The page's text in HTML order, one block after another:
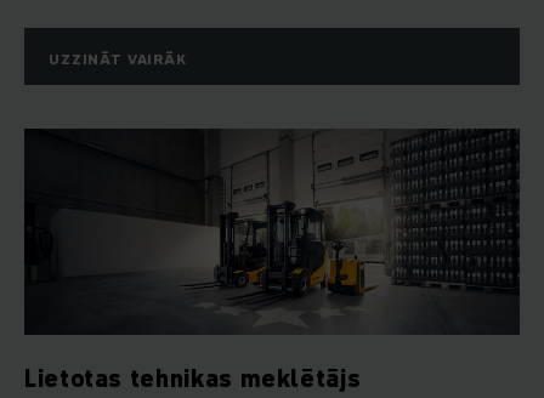
UZZINĀT VAIRĀK
Lietotas tehnikas meklētājs